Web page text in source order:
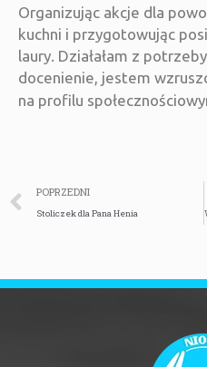
Organizując akcje dla
kuchni i przygotowując
laury. Działałam z
docenienie, jestem
na profilu
POPRZEDNI
Stoliczek dla Pana Henia